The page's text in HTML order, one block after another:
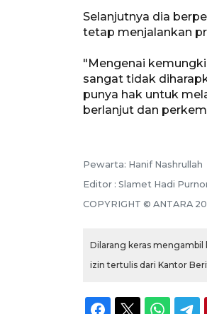
Selanjutnya dia
tetap menjalankan
"Mengenai
sangat tidak
punya hak untuk
berlanjut dan
Pewarta: Hanif Nashrullah
Editor : Slamet Hadi
COPYRIGHT © ANTARA
Dilarang keras
izin tertulis dari Kantor